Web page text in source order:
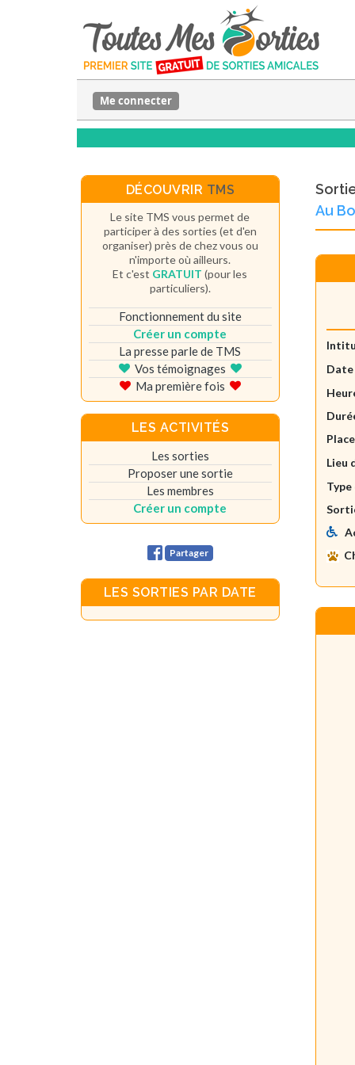
Me connecter
Au
Date
Lieu
DÉCOUVRIR TMS
Le site TMS vous permet de
participer à des sorties (et d'en
organiser) près de chez vous ou
n'importe où ailleurs.
Et c'est GRATUIT (pour les
particuliers).
Fonctionnement du site
Créer un compte
La presse parle de TMS
Vos témoignages
Ma première fois
LES ACTIVITÉS
Les sorties
Proposer une sortie
Les membres
Créer un compte
Partager
LES SORTIES PAR DATE